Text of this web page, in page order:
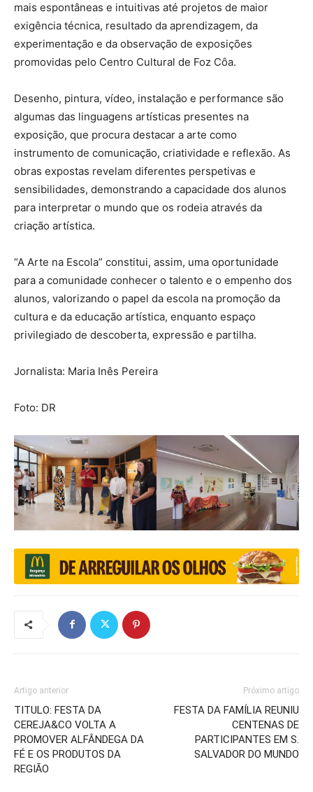
mais espontâneas e intuitivas até projetos de maior
exigência técnica, resultado da aprendizagem, da
experimentação e da observação de exposições
promovidas pelo Centro Cultural de Foz Côa.
Desenho, pintura, vídeo, instalação e performance são
algumas das linguagens artísticas presentes na
exposição, que procura destacar a arte como
instrumento de comunicação, criatividade e reflexão. As
obras expostas revelam diferentes perspetivas e
sensibilidades, demonstrando a capacidade dos alunos
para interpretar o mundo que os rodeia através da
criação artística.
“A Arte na Escola” constitui, assim, uma oportunidade
para a comunidade conhecer o talento e o empenho dos
alunos, valorizando o papel da escola na promoção da
cultura e da educação artística, enquanto espaço
privilegiado de descoberta, expressão e partilha.
Jornalista: Maria Inês Pereira
Foto: DR
Artigo anterior
TITULO: FESTA DA
CEREJA&CO VOLTA A
PROMOVER ALFÂNDEGA DA
FÉ E OS PRODUTOS DA
REGIÃO
Próximo artigo
FESTA DA FAMÍLIA REUNIU
CENTENAS DE
PARTICIPANTES EM S.
SALVADOR DO MUNDO